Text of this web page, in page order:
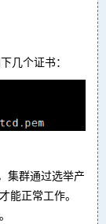
几个证书：
集群通过选举产
能正常工作。